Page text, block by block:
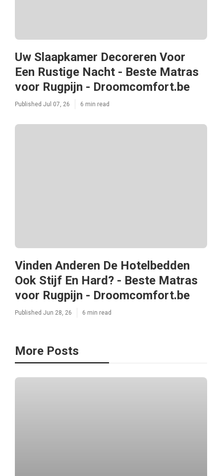
Uw Slaapkamer Decoreren Voor
Een Rustige Nacht - Beste Matras
voor Rugpijn - Droomcomfort.be
Published Jul 07, 26 6 min read
Vinden Anderen De Hotelbedden
Ook Stijf En Hard? - Beste Matras
voor Rugpijn - Droomcomfort.be
Published Jun 28, 26 6 min read
More Posts